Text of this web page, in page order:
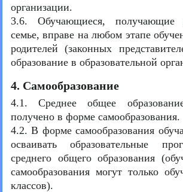
организации.
3.6. Обучающиеся, получающие
семье, вправе на любом этапе
родителей (законных
образование в образовательной
4. Самообразование
4.1. Среднее общее
получено в форме самообразования.
4.2. В форме самообразования
осваивать образовательные
среднего общего образования
самообразования могут только
классов).